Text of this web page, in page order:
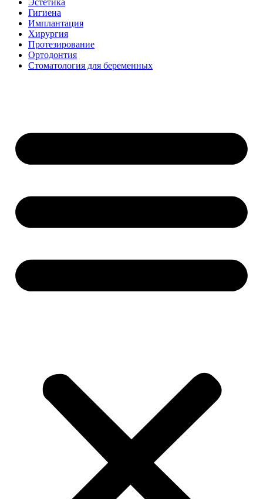
Гигиена
Имплантация
Хирургия
Протезирование
Ортодонтия
Стоматология для беременных